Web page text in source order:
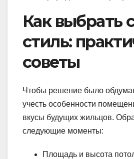
Как выбрать
стиль:
советы
Чтобы решение было
учесть особенности
вкусы будущих жильцов.
следующие моменты:
Площадь и высота